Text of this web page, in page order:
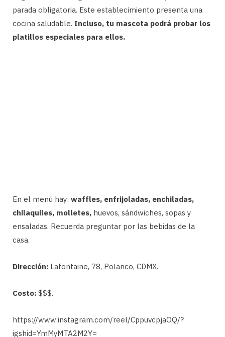
parada obligatoria. Este establecimiento presenta una
cocina saludable. Incluso, tu mascota podrá probar los
platillos especiales para ellos.
En el menú hay: waffles, enfrijoladas, enchiladas,
chilaquiles, molletes, huevos, sándwiches, sopas y
ensaladas. Recuerda preguntar por las bebidas de la
casa.
Dirección: Lafontaine, 78, Polanco, CDMX.
Costo: $$$.
https://www.instagram.com/reel/CppuvcpjaOQ/?
igshid=YmMyMTA2M2Y=